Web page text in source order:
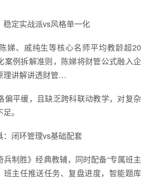
稳定实战派vs风格单一化
娣、戚纯生等核心名师平均教龄超20
案例拆解准则，陈娣将财管公式融入企
理讲解讲透财管…
偏平缓，且缺乏跨科联动教学，对复杂
。
：闭环管理vs基础配套
兵制胜》经典教辅，同时配备“专属班主
班主任推送任务、复盘进度，智能题库